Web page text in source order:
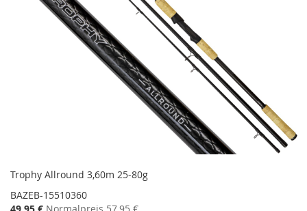
Trophy Allround 3,60m 25-80g
BAZEB-15510360
Sonderangebot
49,95 € Normalpreis 57,95 €